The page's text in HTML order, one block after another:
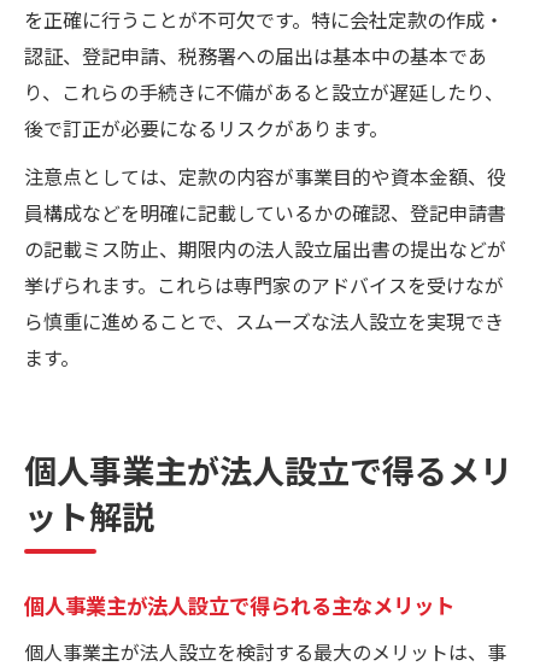
を正確に行うことが不可欠です。特に会社定款の作成・
認証、登記申請、税務署への届出は基本中の基本であ
り、これらの手続きに不備があると設立が遅延したり、
後で訂正が必要になるリスクがあります。
注意点としては、定款の内容が事業目的や資本金額、役
員構成などを明確に記載しているかの確認、登記申請書
の記載ミス防止、期限内の法人設立届出書の提出などが
挙げられます。これらは専門家のアドバイスを受けなが
ら慎重に進めることで、スムーズな法人設立を実現でき
ます。
個人事業主が法人設立で得るメリ
ット解説
個人事業主が法人設立で得られる主なメリット
個人事業主が法人設立を検討する最大のメリットは、事